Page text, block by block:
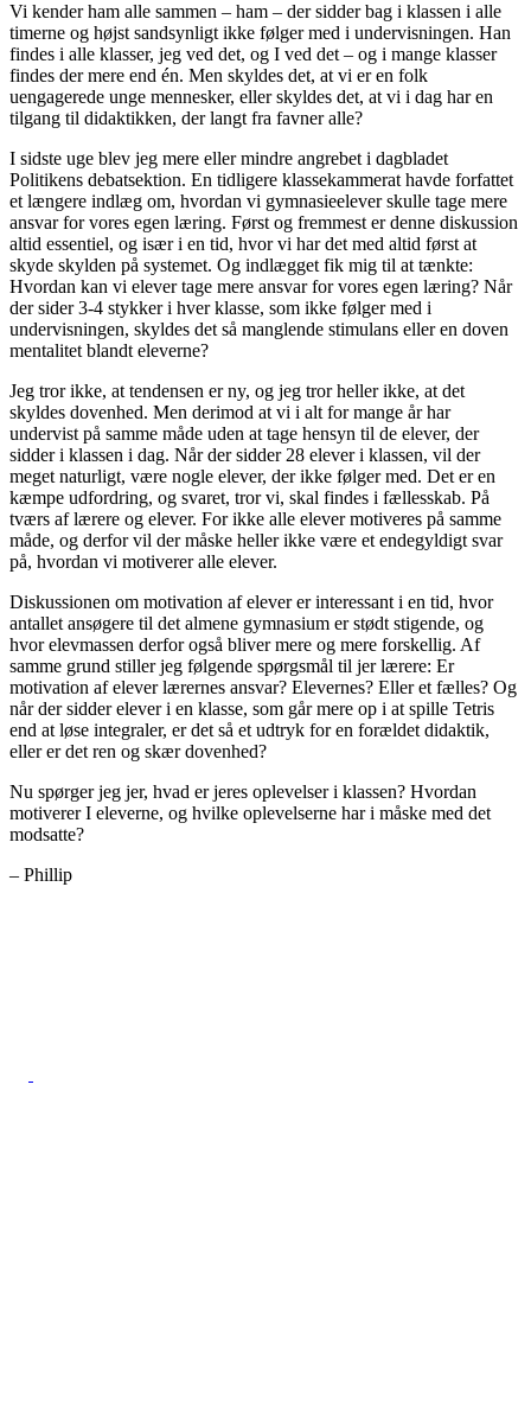
Vi kender ham alle sammen – ham – der sidder bag i klassen i alle
timerne og højst sandsynligt ikke følger med i undervisningen. Han
findes i alle klasser, jeg ved det, og I ved det – og i mange klasser
findes der mere end én. Men skyldes det, at vi er en folk
uengagerede unge mennesker, eller skyldes det, at vi i dag har en
tilgang til didaktikken, der langt fra favner alle?
I sidste uge blev jeg mere eller mindre angrebet i dagbladet
Politikens debatsektion. En tidligere klassekammerat havde forfattet
et længere indlæg om, hvordan vi gymnasieelever skulle tage mere
ansvar for vores egen læring. Først og fremmest er denne diskussion
altid essentiel, og især i en tid, hvor vi har det med altid først at
skyde skylden på systemet. Og indlægget fik mig til at tænkte:
Hvordan kan vi elever tage mere ansvar for vores egen læring? Når
der sider 3-4 stykker i hver klasse, som ikke følger med i
undervisningen, skyldes det så manglende stimulans eller en doven
mentalitet blandt eleverne?
Jeg tror ikke, at tendensen er ny, og jeg tror heller ikke, at det
skyldes dovenhed. Men derimod at vi i alt for mange år har
undervist på samme måde uden at tage hensyn til de elever, der
sidder i klassen i dag. Når der sidder 28 elever i klassen, vil der
meget naturligt, være nogle elever, der ikke følger med. Det er en
kæmpe udfordring, og svaret, tror vi, skal findes i fællesskab. På
tværs af lærere og elever. For ikke alle elever motiveres på samme
måde, og derfor vil der måske heller ikke være et endegyldigt svar
på, hvordan vi motiverer alle elever.
Diskussionen om motivation af elever er interessant i en tid, hvor
antallet ansøgere til det almene gymnasium er stødt stigende, og
hvor elevmassen derfor også bliver mere og mere forskellig. Af
samme grund stiller jeg følgende spørgsmål til jer lærere: Er
motivation af elever lærernes ansvar? Elevernes? Eller et fælles? Og
når der sidder elever i en klasse, som går mere op i at spille Tetris
end at løse integraler, er det så et udtryk for en forældet didaktik,
eller er det ren og skær dovenhed?
Nu spørger jeg jer, hvad er jeres oplevelser i klassen? Hvordan
motiverer I eleverne, og hvilke oplevelserne har i måske med det
modsatte?
– Phillip